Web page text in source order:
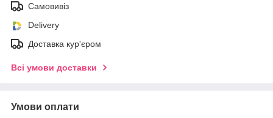
Самовивіз
Delivery
Доставка кур'єром
Всі умови доставки
Умови оплати